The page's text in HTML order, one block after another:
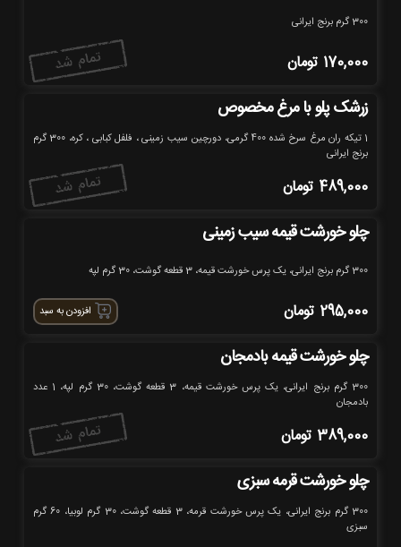
300 گرم برنج ایرانی
170,000 تومان
زرشک پلو با مرغ مخصوص
1 تیکه ران مرغ سرخ شده 400 گرمی، دورچین سیب زمینی ، فلفل کبابی ، کره، 300 گرم
برنج ایرانی
489,000 تومان
چلو خورشت قیمه سیب زمینی
300 گرم برنج ایرانی، یک پرس خورشت قیمه، 3 قطعه گوشت، 30 گرم لپه
295,000 تومان افزودن به سبد
چلو خورشت قیمه بادمجان
300 گرم برنج ایرانی، یک پرس خورشت قیمه، 3 قطعه گوشت، 30 گرم لپه، 1 عدد
بادمجان
389,000 تومان
چلو خورشت قرمه سبزی
300 گرم برنج ایرانی، یک پرس خورشت قرمه، 3 قطعه گوشت، 30 گرم لوبیا، 60 گرم
سبزی